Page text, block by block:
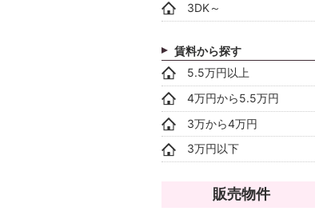
3DK～
賃料から探す
5.5万円以上
4万円から5.5万円
3万から4万円
3万円以下
販売物件